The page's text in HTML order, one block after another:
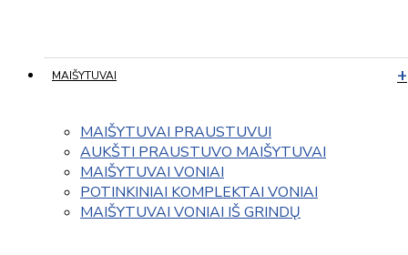
MAIŠYTUVAI
MAIŠYTUVAI PRAUSTUVUI
AUKŠTI PRAUSTUVO MAIŠYTUVAI
MAIŠYTUVAI VONIAI
POTINKINIAI KOMPLEKTAI VONIAI
MAIŠYTUVAI VONIAI IŠ GRINDŲ